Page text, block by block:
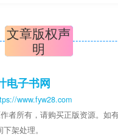
文章版权声
明
电子书网
www.fyw28.com
者所有，请购买正版资源。如
架处理。